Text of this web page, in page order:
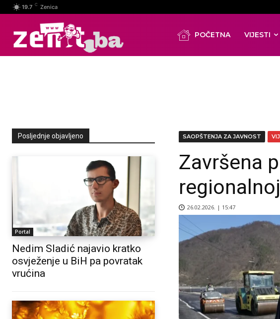
19.7 C Zenica
POČETNA VIJESTI
Posljednje objavljeno
Portal
Nedim Sladić najavio kratko
osvježenje u BiH pa povratak
vrućina
SAOPŠTENJA ZA JAVNOST
Završena
26.02.2026. | 15:47